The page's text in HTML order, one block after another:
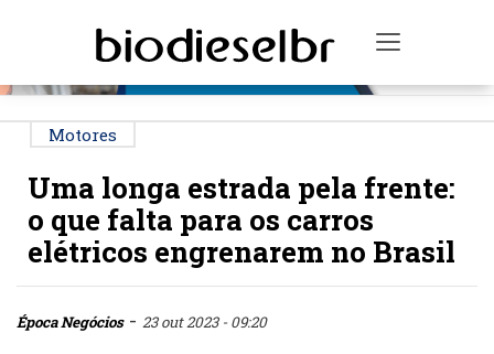
Toggle
Motores
Uma longa estrada pela frente:
o que falta para os carros
elétricos engrenarem no Brasil
Época Negócios- 23 out 2023 - 09:20